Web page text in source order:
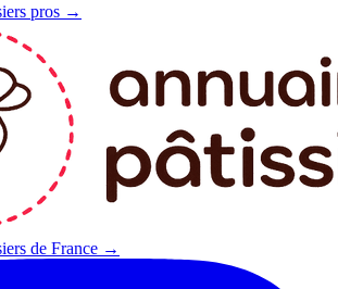
pros →
de France →